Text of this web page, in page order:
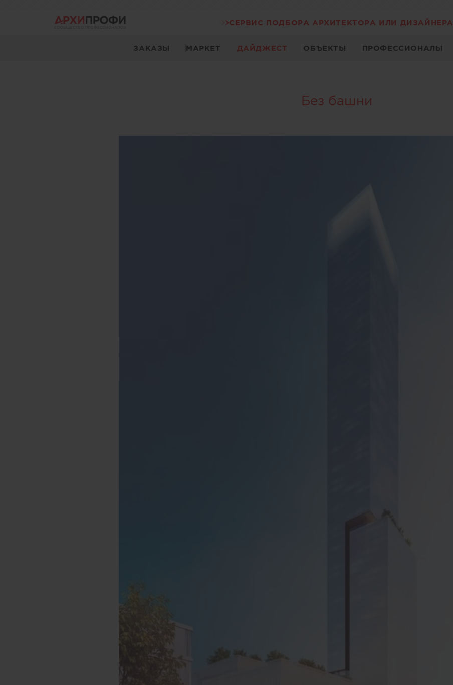
СЕРВИС ПОДБОРА АРХИТЕКТОРА ИЛИ ДИЗАЙНЕРА
ЗАКАЗЫ МАРКЕТ ДАЙДЖЕСТ ОБЪЕКТЫ ПРОФЕССИОНАЛЫ
Без башни